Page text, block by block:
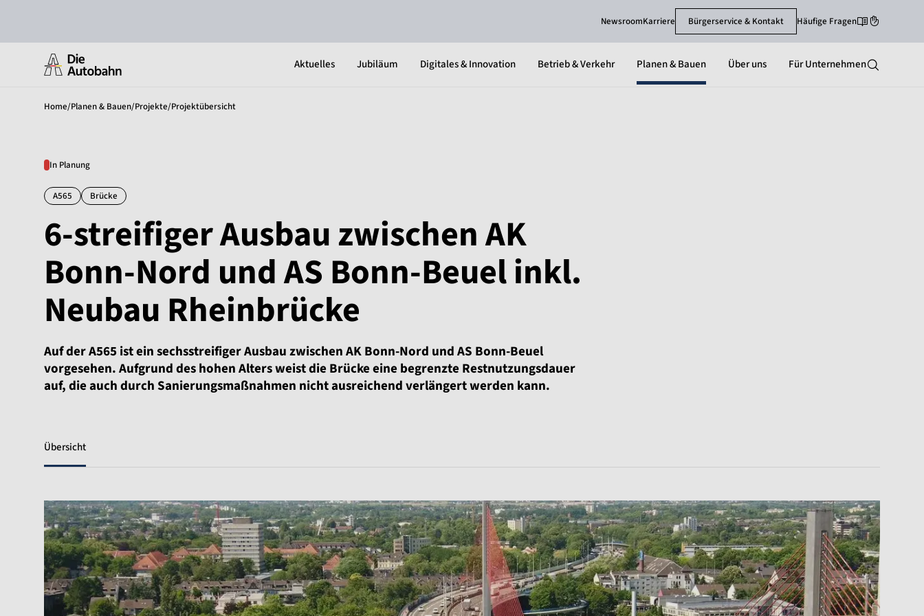
NewsroomKarriere Bürgerservice & Kontakt Häufige FragenLeichte Sprache
Aktuelles Jubiläum Digitales & Innovation Betrieb & Verkehr Planen & Bauen Über uns Für Unternehmen
Home/Planen & Bauen/Projekte/Projektübersicht
In Planung
A565 Brücke
6-streifiger Ausbau zwischen AK
Bonn-Nord und AS Bonn-Beuel inkl.
Neubau Rheinbrücke
Auf der A565 ist ein sechsstreifiger Ausbau zwischen AK Bonn-Nord und AS Bonn-Beuel
vorgesehen. Aufgrund des hohen Alters weist die Brücke eine begrenzte Restnutzungsdauer
auf, die auch durch Sanierungsmaßnahmen nicht ausreichend verlängert werden kann.
Übersicht